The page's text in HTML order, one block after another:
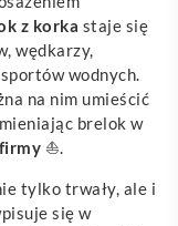
z korka staje się
wędkarzy,
wodnych.
na nim umieścić
brelok w
⛵.
tylko trwały, ale i
się w